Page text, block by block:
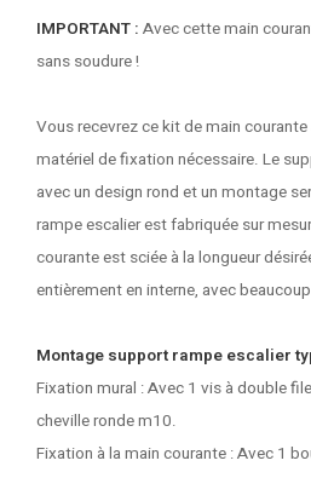
IMPORTANT : Avec cette main
sans soudure !
Vous recevrez ce kit de main
matériel de fixation nécessaire. Le
avec un design rond et un montage
rampe escalier est fabriquée sur
courante est sciée à la longueur
entièrement en interne, avec
Montage support rampe escalier
Fixation mural : Avec 1 vis à double
cheville ronde m10.
Fixation à la main courante : Avec 1